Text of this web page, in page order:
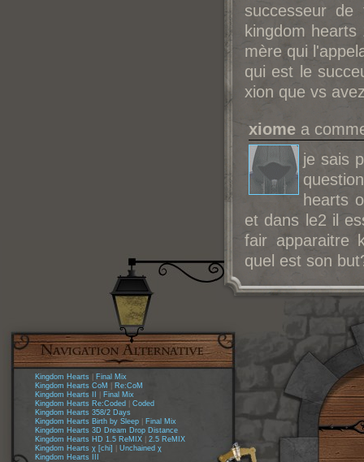
successeur
kingdom
mère qui
qui est le
xion que vs
xiome a
je sais
hearts
et dans le2 il
fair apparaitre
quel est son
Kingdom Hearts
Final Mix
Kingdom Hearts CoM
Re:CoM
Kingdom Hearts II
Final Mix
Kingdom Hearts Re:Coded
Coded
Kingdom Hearts 358/2 Days
Kingdom Hearts Birth by Sleep
Final Mix
Kingdom Hearts 3D Dream Drop Distance
Kingdom Hearts HD 1.5 ReMIX
2.5 ReMIX
Kingdom Hearts χ [chi]
Unchained χ
Kingdom Hearts III